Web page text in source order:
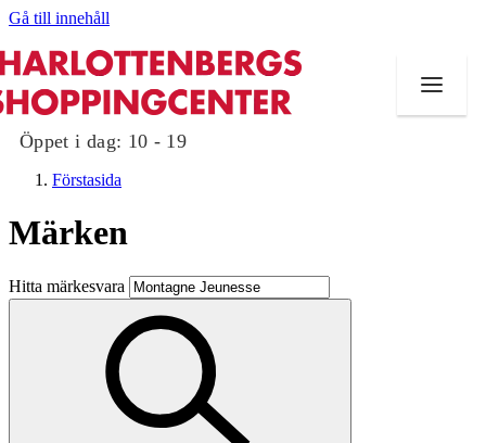
Gå till innehåll
Öppet i dag: 10 - 19
Butiker
Mat och dryck
Evenemang
Erbjudanden
Förstasida
Märken
Hitta märkesvara